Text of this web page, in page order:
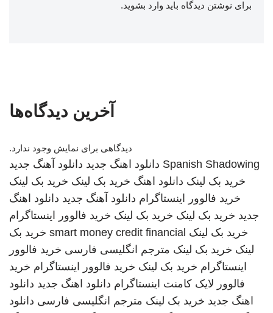
برای نوشتن دیدگاه باید وارد بشوید.
آخرین دیدگاه‌ها
دیدگاهی برای نمایش وجود ندارد.
Spanish Shadowing دانلود اهنگ جدید دانلود آهنگ جدید
خرید بک لینک دانلود اهنگ خرید بک لینک خرید بک لینک
خرید فالوور اینستاگرام دانلود آهنگ جدید دانلود اهنگ
جدید خرید بک لینک خرید بک لینک خرید فالوور اینستاگرام
خرید بک لینک smart money credit financial خرید بک
لینک خرید بک لینک مترجم انگلیسی فارسی خرید فالوور
اینستاگرام خرید بک لینک خرید فالوور اینستاگرام خرید
فالوور لایک کامنت اینستاگرام دانلود اهنگ جدید دانلود
اهنگ جدید خرید بک لینک مترجم انگلیسی فارسی دانلود